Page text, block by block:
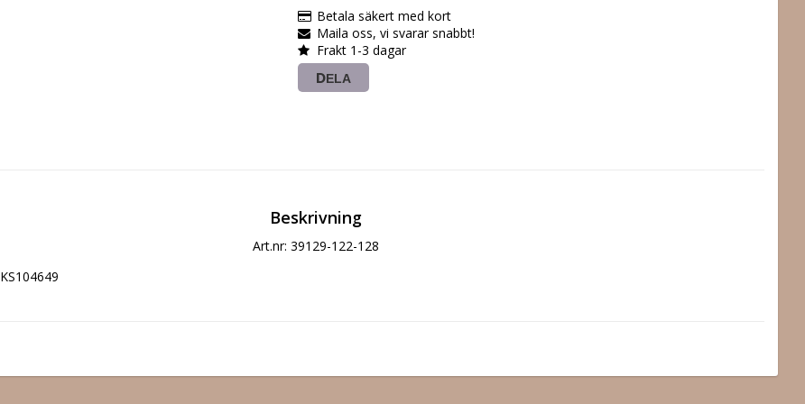
Betala säkert med kort
Maila oss, vi svarar snabbt!
Frakt 1-3 dagar
DELA
Beskrivning
Art.nr: 39129-122-128
KS104649